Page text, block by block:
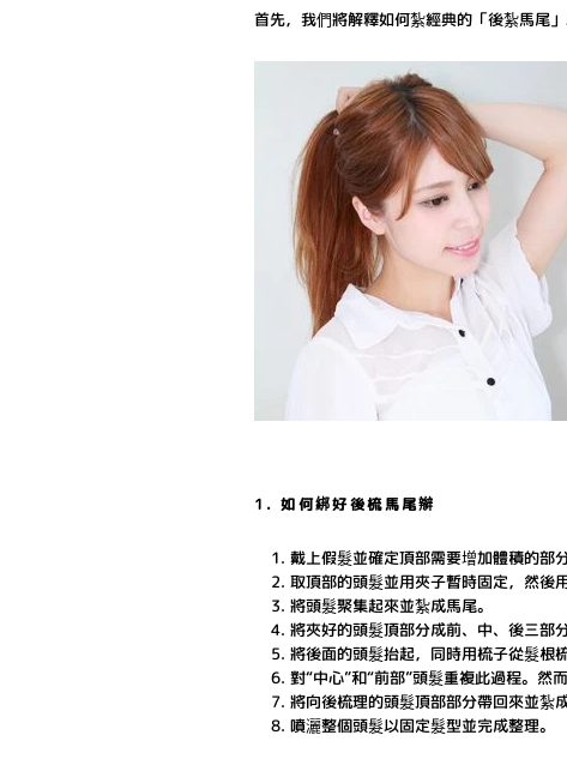
首先，我們將解釋如何紮經典的「後紮馬尾」
1. 如何綁好後梳馬尾辮
戴上假髮並確定頂部需要增加體積的部
取頂部的頭髮並用夾子暫時固定，然後
將頭髮聚集起來並紮成馬尾。
將夾好的頭髮頂部分成前、中、後三部
將後面的頭髮抬起，同時用梳子從髮根
對“中心”和“前部”頭髮重複此過程。然
將向後梳理的頭髮頂部部分帶回來並紮
噴灑整個頭髮以固定髮型並完成整理。